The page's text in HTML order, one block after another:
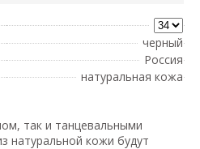
черный
Россия
натуральная кожа
так и танцевальными
натуральной кожи будут